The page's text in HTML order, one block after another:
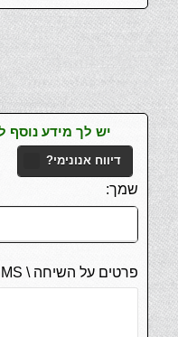
יש לך מידע נוסף לגבי
דיווח אנונימי?
שמך:
פרטים על השיחה \ SMS: